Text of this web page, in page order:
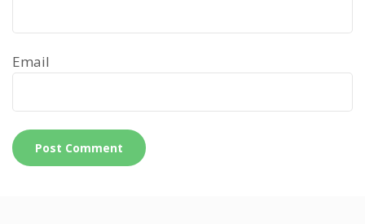
Email